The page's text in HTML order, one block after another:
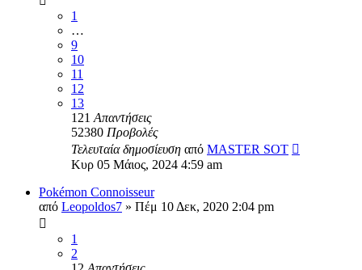
1
…
9
10
11
12
13
121 Απαντήσεις
52380 Προβολές
Τελευταία δημοσίευση από MASTER SOT
Κυρ 05 Μάιος, 2024 4:59 am
Pokémon Connoisseur
από Leopoldos7 » Πέμ 10 Δεκ, 2020 2:04 pm
1
2